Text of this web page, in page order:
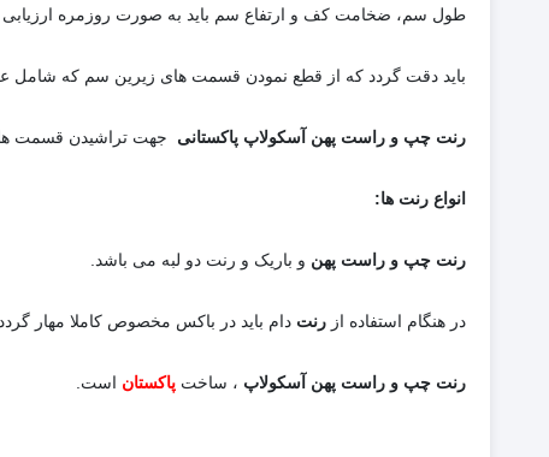
طول سم، ضخامت کف و ارتفاع سم باید به صورت روزمره ارزیابی
باید دقت گردد که از قطع نمودن قسمت های زیرین سم که
رنت چپ و راست پهن آسکولاپ پاکستانی جهت تراشیدن قسمت
انواع رنت ها:
رنت چپ و راست پهن و باریک و رنت دو لبه می باشد.
در هنگام استفاده از رنت دام باید در باکس مخصوص کاملا مهار گردد.
رنت چپ و راست پهن آسکولاپ ، ساخت پاکستان است.